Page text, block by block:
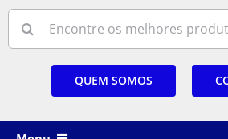
for:
QUEM SOMOS